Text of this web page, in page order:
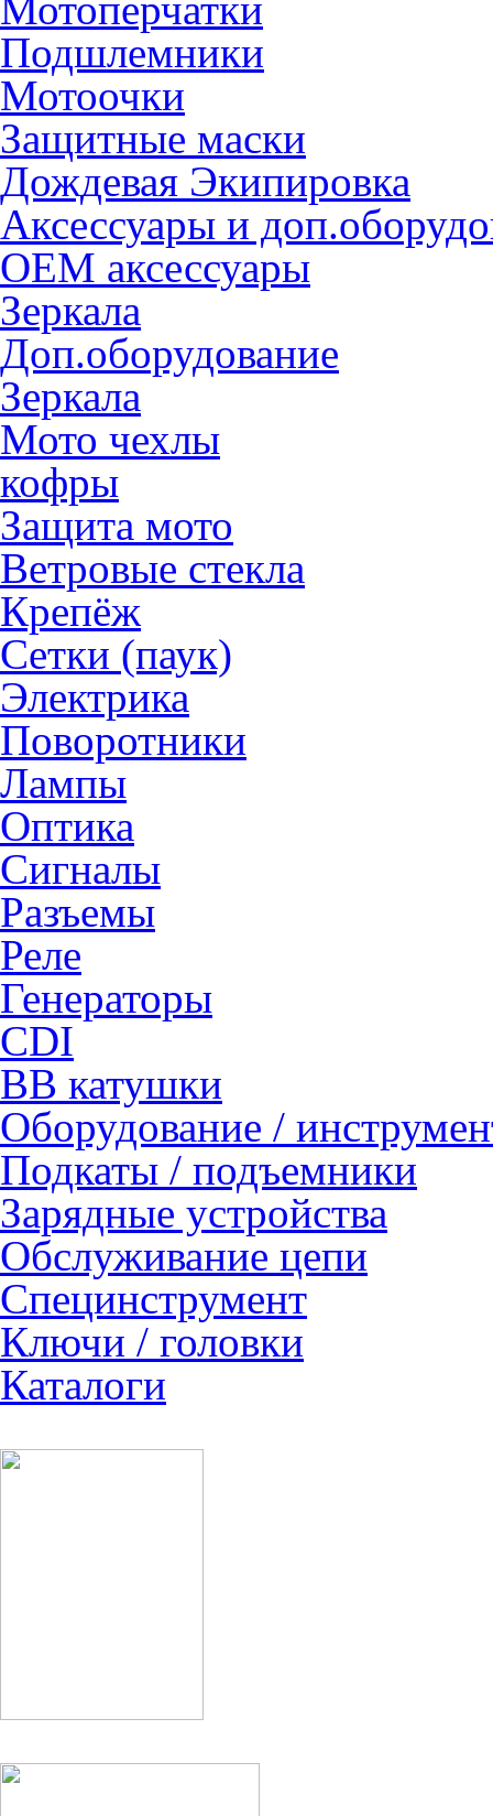
Подшлемники
Мотоочки
Защитные маски
Дождевая Экипировка
Аксессуары и
OEM аксессуары
Зеркала
Доп.оборудование
Зеркала
Мото чехлы
кофры
Защита мото
Ветровые стекла
Крепёж
Сетки (паук)
Электрика
Поворотники
Лампы
Оптика
Сигналы
Разъемы
Реле
Генераторы
CDI
ВВ катушки
Оборудование /
Подкаты / подъемники
Зарядные устройства
Обслуживание цепи
Специнструмент
Ключи / головки
Каталоги